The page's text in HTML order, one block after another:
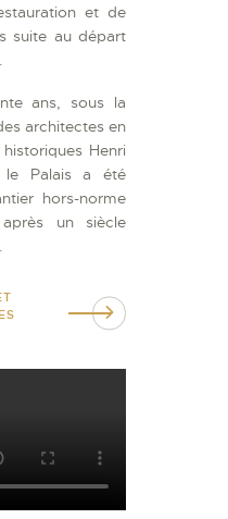
et de
suite au départ
ans, sous la
architectes en
Henri
Palais a été
hors-norme
un siècle